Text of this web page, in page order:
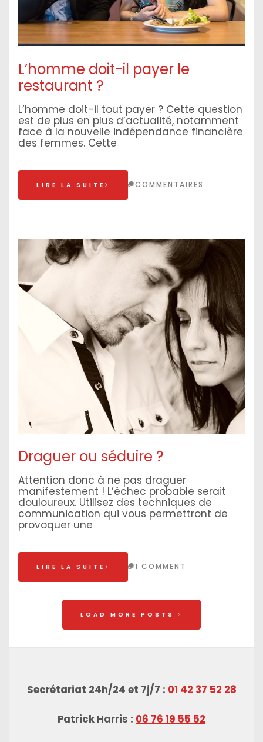
L’homme doit-il payer le
restaurant ?
L’homme doit-il tout payer ? Cette question
est de plus en plus d’actualité, notamment
face à la nouvelle indépendance financière
des femmes. Cette
LIRE LA SUITE COMMENTAIRES
Draguer ou séduire ?
Attention donc à ne pas draguer
manifestement ! L’échec probable serait
douloureux. Utilisez des techniques de
communication qui vous permettront de
provoquer une
LIRE LA SUITE 1 COMMENT
LOAD MORE POSTS
Secrétariat 24h/24 et 7j/7 : 01 42 37 52 28
Patrick Harris : 06 76 19 55 52